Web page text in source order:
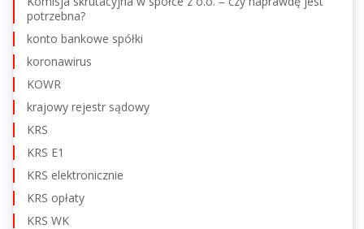
potrzebna?
konto bankowe spółki
koronawirus
KOWR
krajowy rejestr sądowy
KRS
KRS E1
KRS elektronicznie
KRS opłaty
KRS WK